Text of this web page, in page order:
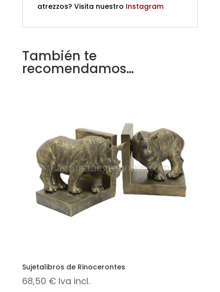
atrezzos? Visita nuestro Instagram
También te
recomendamos…
Sujetalibros de Rinocerontes
68,50 € Iva incl.